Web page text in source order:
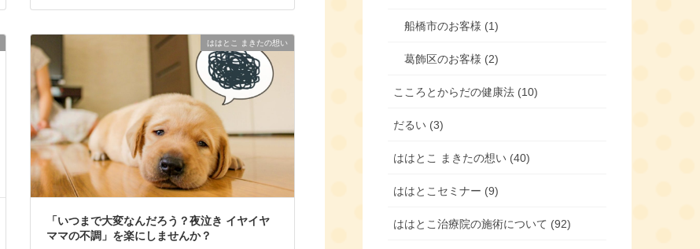
ははとこ まきたの想い
「いつまで大変なんだろう？夜泣き イヤイヤ
ママの不調」を楽にしませんか？
船橋市のお客様 (1)
葛飾区のお客様 (2)
こころとからだの健康法 (10)
だるい (3)
ははとこ まきたの想い (40)
ははとこセミナー (9)
ははとこ治療院の施術について (92)